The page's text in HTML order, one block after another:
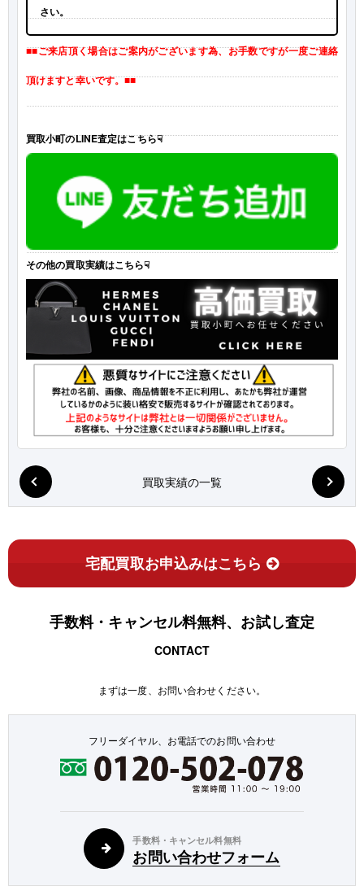
さい。
■■ご来店頂く場合はご案内がございます為、お手数ですが一度ご連絡
頂けますと幸いです。■■
買取小町のLINE査定はこちら☟
その他の買取実績はこちら☟
買取実績の一覧
宅配買取お申込みはこちら
手数料・キャンセル料無料、お試し査定
CONTACT
まずは一度、お問い合わせください。
フリーダイヤル、お電話でのお問い合わせ
手数料・キャンセル料無料
お問い合わせフォーム